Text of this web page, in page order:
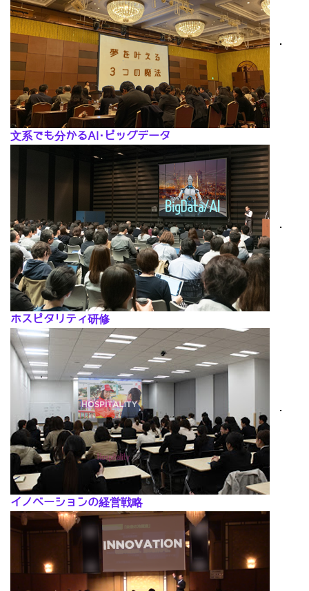
･
文系でも分かるAI･ビッグデータ
･
ホスピタリティ研修
･
イノベーションの経営戦略